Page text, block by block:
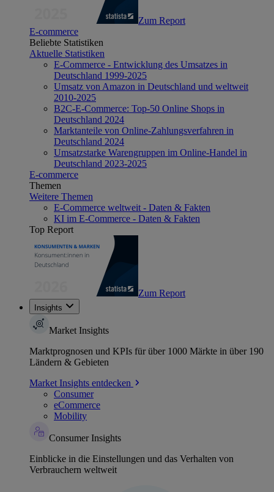
Zum Report
E-commerce
Beliebte Statistiken
Aktuelle Statistiken
E-Commerce - Entwicklung des Umsatzes in
Deutschland 1999-2025
Umsatz von Amazon in Deutschland und weltweit
2010-2025
B2C-E-Commerce: Top-50 Online Shops in
Deutschland 2024
Marktanteile von Online-Zahlungsverfahren in
Deutschland 2024
Umsatzstarke Warengruppen im Online-Handel in
Deutschland 2023-2025
E-commerce
Themen
Weitere Themen
E-Commerce weltweit - Daten & Fakten
KI im E-Commerce - Daten & Fakten
Top Report
Zum Report
Insights
Market Insights
Marktprognosen und KPIs für über 1000 Märkte in über 190
Ländern & Gebieten
Market Insights entdecken
Consumer
eCommerce
Mobility
Consumer Insights
Einblicke in die Einstellungen und das Verhalten von
Verbrauchern weltweit